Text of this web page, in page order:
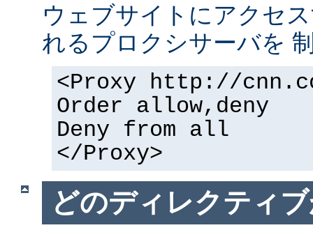
ウェブサイトにアクセ
れるプロクシサーバを
<Proxy http://
Order allow,deny
Deny from all
</Proxy>
どのディレクティ